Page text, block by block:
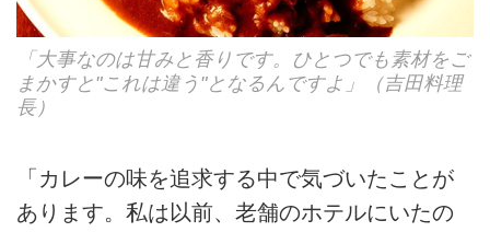
「大事なのは甘みと香りです。ひとつでも素材をご
まかすと"これは違う"となるんですよ」（吉田料理
長）
「カレーの味を追求する中で気づいたことが
あります。私は以前、老舗のホテルにいたの